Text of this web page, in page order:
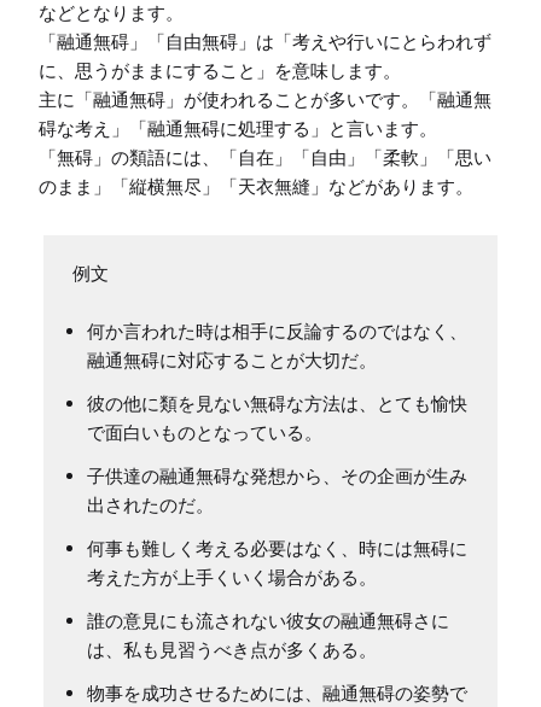
などとなります。
「融通無碍」「自由無碍」は「考えや行いにとらわれず
に、思うがままにすること」を意味します。
主に「融通無碍」が使われることが多いです。「融通無
碍な考え」「融通無碍に処理する」と言います。
「無碍」の類語には、「自在」「自由」「柔軟」「思い
何か言われた時は相手に反論するのではなく、
融通無碍に対応することが大切だ。
彼の他に類を見ない無碍な方法は、とても愉快
で面白いものとなっている。
子供達の融通無碍な発想から、その企画が生み
出されたのだ。
何事も難しく考える必要はなく、時には無碍に
考えた方が上手くいく場合がある。
誰の意見にも流されない彼女の融通無碍さに
は、私も見習うべき点が多くある。
物事を成功させるためには、融通無碍の姿勢で